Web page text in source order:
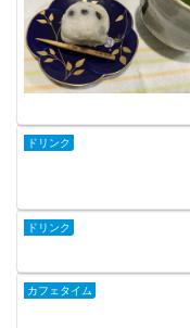
ドリンク
ドリンク
カフェタイム